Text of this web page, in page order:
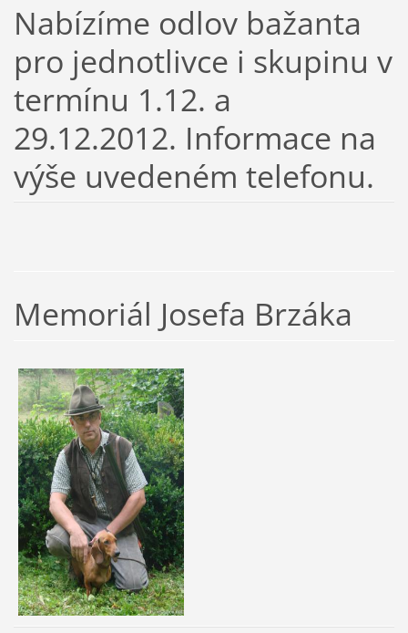
Nabízíme odlov bažanta
pro jednotlivce i skupinu v
termínu 1.12. a
29.12.2012. Informace na
výše uvedeném telefonu.
Memoriál Josefa Brzáka